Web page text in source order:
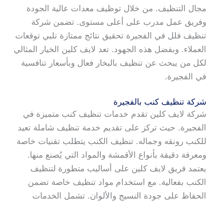
مجال التنظيف. من خلال توظيف معدات عالية الجودة
وفريق عمل مدرب على أعلى مستوى. تضمن شركة
تنظيف فلل في الفجيرة تحقيق نتائج ممتازة تلبي توقعات
العملاء. وبفضل هذه الجهود. تعد لايف كلين الخيار المثالي
لكل من يبحث عن تنظيف بالبخار فعال وبأسعار تنافسية
في الفجيرة.
شركة تنظيف كنب بالفجيرة
شركة لايف كلين تقدم خدمات تنظيف كنب متميزة في
الفجيرة. حيث تركز على تقديم خدمة تنظيف شاملة تعيد
للكنب رونقه وجماله. تنظيف الكنب يتطلب تقنيات خاصة
ومعرفة دقيقة بأنواع الأقمشة والمواد التي يُصنع منها.
يعتمد فريق لايف كلين على أساليب متطورة لتنظيف
الكنب بفعالية. مع استخدام مواد تنظيف خاصة تضمن
الحفاظ على جودة النسيج والألوان. تشمل الخدمات